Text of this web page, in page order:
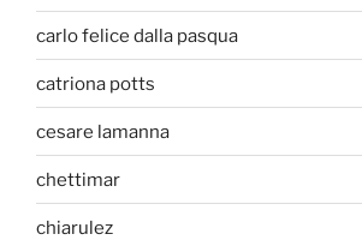
carlo felice dalla pasqua
catriona potts
cesare lamanna
chettimar
chiarulez